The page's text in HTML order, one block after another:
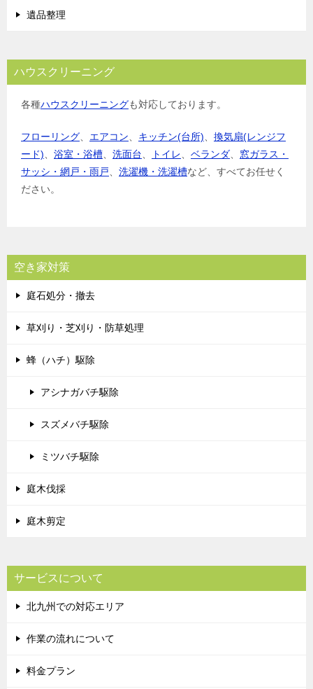
遺品整理
ハウスクリーニング
各種ハウスクリーニングも対応しております。
フローリング エアコン キッチン(台所)
換気扇(レンジフ
ード)
浴室・浴槽 洗面台 トイレ ベランダ
窓ガラス・
サッシ・網戸・雨戸
洗濯機・洗濯槽など、すべてお任せく
ださい。
空き家対策
庭石処分・撤去
草刈り・芝刈り・防草処理
蜂（ハチ）駆除
アシナガバチ駆除
スズメバチ駆除
ミツバチ駆除
庭木伐採
庭木剪定
サービスについて
北九州での対応エリア
作業の流れについて
料金プラン